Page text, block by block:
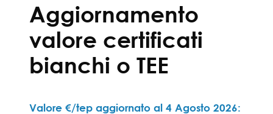
Aggiornamento
valore certificati
bianchi o TEE
Valore €/tep aggiornato al 4 Agosto 2026: